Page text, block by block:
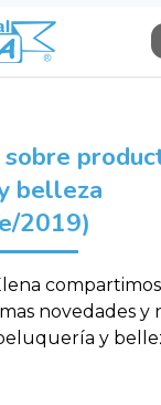
belleza
2019)
novedades y
y